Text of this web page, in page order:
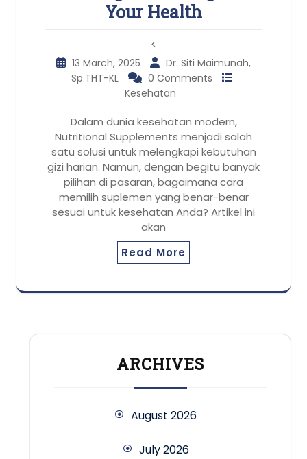
Your Health
<
13 March, 2025
Dr. Siti Maimunah,
Sp.THT-KL
0 Comments
Kesehatan
Dalam dunia kesehatan modern,
Nutritional Supplements menjadi salah
satu solusi untuk melengkapi kebutuhan
gizi harian. Namun, dengan begitu banyak
pilihan di pasaran, bagaimana cara
memilih suplemen yang benar-benar
sesuai untuk kesehatan Anda? Artikel ini
akan
Read More
ARCHIVES
August 2026
July 2026